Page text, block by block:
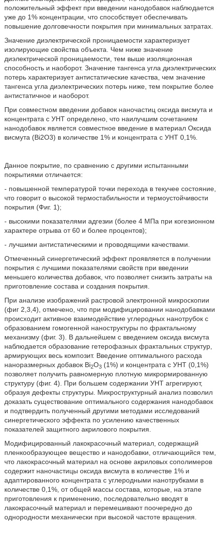
положительный эффект при введении нанодобавок наблюдается
уже до 1% концентрации, что способствует обеспечивать
повышение долговечности покрытия при минимальных затратах.
Значение диэлектрической проницаемости характеризует
изолирующие свойства объекта. Чем ниже значение
диэлектрической проницаемости, тем выше изоляционная
способность и наоборот. Значение тангенса угла диэлектрических
потерь характеризует антистатические качества, чем значение
тангенса угла диэлектрических потерь ниже, тем покрытие более
антистатичное и наоборот.
При совместном введении добавок наночастиц оксида висмута и
концентрата с УНТ определено, что наилучшим сочетанием
нанодобавок является совместное введение в материал Оксида
висмута (Bi2O3) в количестве 1% и концентрата с УНТ 0,1%.
Данное покрытие, по сравнению с другими испытанными
покрытиями отличается:
- повышенной температурой точки перехода в текучее состояние,
что говорит о высокой термостабильности и термоустойчивости
покрытия (Фиг. 1);
- высокими показателями адгезии (более 4 МПа при когезионном
характере отрыва от 60 и более процентов);
- лучшими антистатическими и проводящими качествами.
Отмеченный синергетический эффект проявляется в получении
покрытия с лучшими показателями свойств при введении
меньшего количества добавок, что позволяет снизить затраты на
приготовление состава и создания покрытия.
При анализе изображений растровой электронной микроскопии
(фиг 2,3,4), отмечено, что при модифицировании нанодобавками
происходит активное взаимодействие углеродных нанотрубок с
образованием гомогенной наноструктуры по фрактальному
механизму (фиг. 3). В дальнейшем с введением оксида висмута
наблюдается образование гетерофазных фрактальных структур,
армирующих весь композит. Введение оптимального расхода
наноразмерных добавок Bi2O3(1%) и концентрата с УНТ (0,1%)
позволяет получить равномерную плотную микрормированную
структуру (фиг. 4). При большем содержании УНТ агрегируют,
образуя дефекты структуры. Микроструктурный анализ позволил
доказать существование оптимального содержания нанодобавок
и подтвердить полученный другими методами исследований
синергетического эффекта по усилению качественных
показателей защитного акрилового покрытия.
Модифицированный лакокрасочный материал, содержащий
пленкообразующее вещество и нанодобавки, отличающийся тем,
что лакокрасочный материал на основе акриловых сополимеров
содержит наночастицы оксида висмута в количестве 1% и
адаптированного концентрата с углеродными нанотрубками в
количестве 0,1%, от общей массы состава, которые, на этапе
приготовления к применению, последовательно вводят в
лакокрасочный материал и перемешивают поочередно до
однородности механически при высокой частоте вращения.